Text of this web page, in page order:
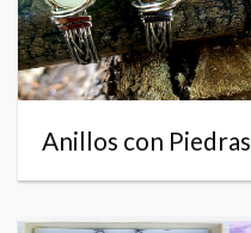
Anillos con Piedras